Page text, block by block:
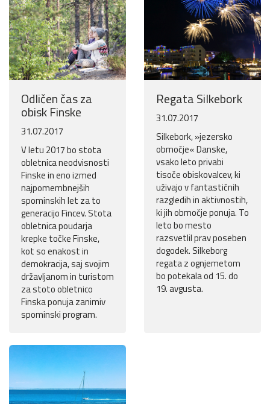
Odličen čas za
obisk Finske
31.07.2017
V letu 2017 bo stota
obletnica neodvisnosti
Finske in eno izmed
najpomembnejših
spominskih let za to
generacijo Fincev. Stota
obletnica poudarja
krepke točke Finske,
kot so enakost in
demokracija, saj svojim
državljanom in turistom
za stoto obletnico
Finska ponuja zanimiv
spominski program.
Regata Silkebork
31.07.2017
Silkebork, »jezersko
območje« Danske,
vsako leto privabi
tisoče obiskovalcev, ki
uživajo v fantastičnih
razgledih in aktivnostih,
ki jih območje ponuja. To
leto bo mesto
razsvetlil prav poseben
dogodek. Silkeborg
regata z ognjemetom
bo potekala od 15. do
19. avgusta.